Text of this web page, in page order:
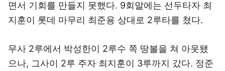
면서 기회를 만들지 못했다. 9회말에는 선두타자 최
지훈이 롯데 마무리 최준용 상대로 2루타를 쳤다.
무사 2루에서 박성한이 2루수 쪽 땅볼을 쳐 아웃됐
으나, 그사이 2루 주자 최지훈이 3루까지 갔다. 정준